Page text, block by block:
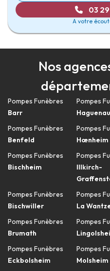
03
A votre
Nos
Pompes Funèbres
Barr
Pompes Funèbres
Benfeld
Pompes Funèbres
Bischheim
Pompes Funèbres
Bischwiller
Pompes Funèbres
Brumath
Pompes Funèbres
Eckbolsheim
Pompes
Haguenau
Pompes
Hœnheim
Pompes
Illkirch-
Pompes
La
Pompes
Pompes
Molsheim